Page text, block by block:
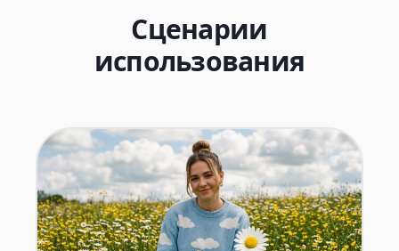
Сценарии
использования